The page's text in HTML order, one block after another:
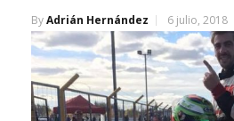
ByAdrián Hernández 6 julio, 2018